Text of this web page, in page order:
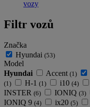
vozy
Filtr vozů
Značka
Hyundai (53)
Model
Hyundai
Accent (1)
(1) H-1 (1) i10 (4)
INSTER (6) IONIQ (3)
IONIQ 9 (4) ix20 (5)